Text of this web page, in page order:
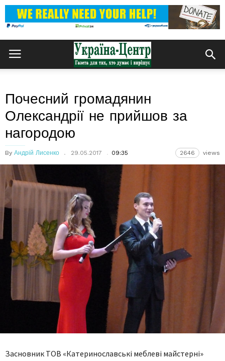
Почесний громадянин
Олександрії не прийшов за
нагородою
By Андрій Лисенко 29.05.2017 09:35 2646 views
Засновник ТОВ «Катеринославські меблеві майстерні»